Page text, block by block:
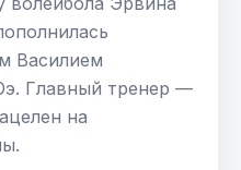
Василием
Главный тренер —
на